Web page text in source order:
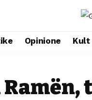
Opinione Kult